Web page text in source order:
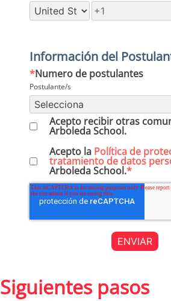
Información del
Numero de postulantes
*
Postulante/s
Acepto recibir otras
Arboleda School.
Acepto la Política de
tratamiento de datos
Arboleda School.*
Siguientes pasos